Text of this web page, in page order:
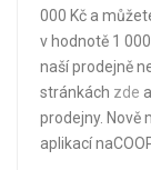
000 Kč a
v hodnotě 1
naší prodejně
stránkách zde
prodejny. Nově
aplikací